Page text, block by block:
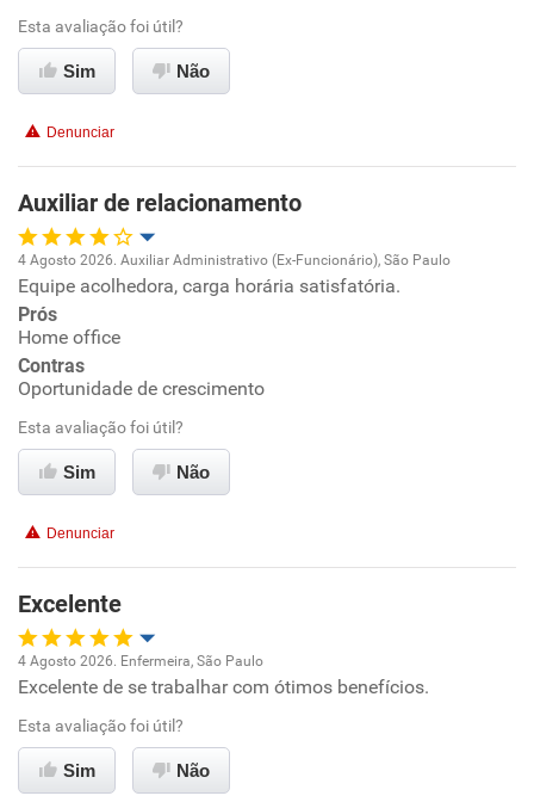
Recomenda esta empresa
Esta avaliação foi útil?
Sim Não
Denunciar
Auxiliar de relacionamento
Oportunidade de promoção
Ambiente de trabalho
Benefícios
Recomenda esta empresa
Recomenda a diretoria
4 Agosto 2026. Auxiliar Administrativo (Ex-Funcionário), São Paulo
Equipe acolhedora, carga horária satisfatória.
Prós
Home office
Contras
Oportunidade de crescimento
Esta avaliação foi útil?
Sim Não
Denunciar
Excelente
Oportunidade de promoção
Ambiente de trabalho
4 Agosto 2026. Enfermeira, São Paulo
Excelente de se trabalhar com ótimos benefícios.
Esta avaliação foi útil?
Sim Não